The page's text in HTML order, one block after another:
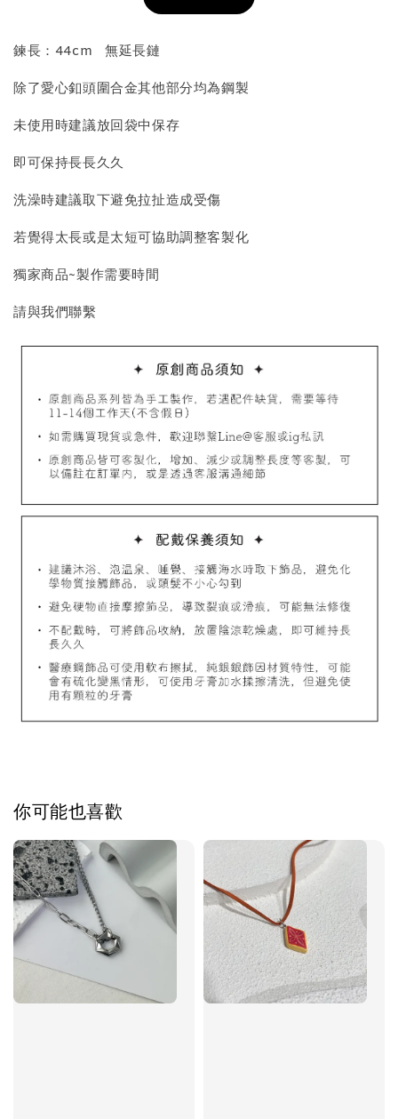
質感飾品收納盒
- +
加入購物車
飾品禮物盒加價購
加入購物車
鍊長：44cm 無延長鏈
除了愛心釦頭圍合金其他部分均為鋼製
未使用時建議放回袋中保存
即可保持長長久久
洗澡時建議取下避免拉扯造成受傷
若覺得太長或是太短可協助調整客製化
獨家商品~製作需要時間
請與我們聯繫
你可能也喜歡